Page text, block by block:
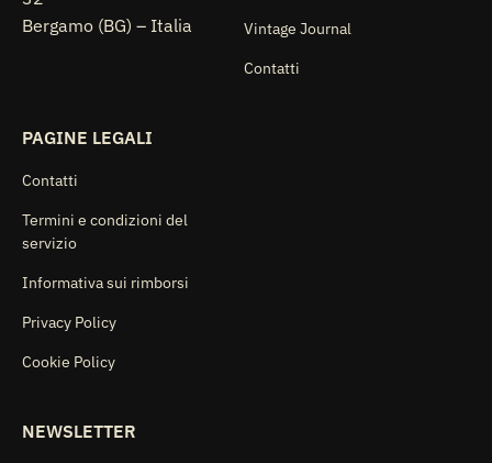
Bergamo (BG) – Italia
Vintage Journal
Contatti
PAGINE LEGALI
Contatti
Termini e condizioni del
servizio
Informativa sui rimborsi
Privacy Policy
Cookie Policy
NEWSLETTER